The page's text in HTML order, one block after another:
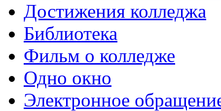
Достижения колледжа
Библиотека
Фильм о колледже
Одно окно
Электронное